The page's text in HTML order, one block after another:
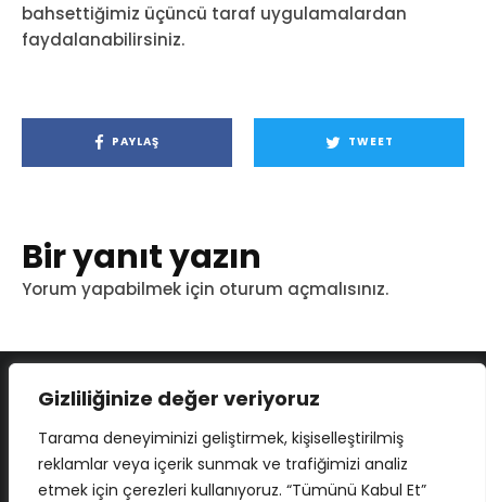
Gizliliğinize değer veriyoruz
Tarama deneyiminizi geliştirmek, kişiselleştirilmiş
reklamlar veya içerik sunmak ve trafiğimizi analiz
etmek için çerezleri kullanıyoruz. “Tümünü Kabul Et”
bahsettiğimiz üçüncü taraf uygulamalardan
faydalanabilirsiniz.
PAYLAŞ TWEET
Bir yanıt yazın
Yorum yapabilmek için oturum açmalısınız.